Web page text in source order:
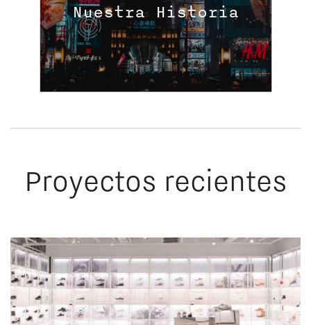
Nuestra Historia
Proyectos recientes